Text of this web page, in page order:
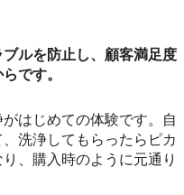
ルを防止し、顧客満足度
です。
はじめての体験です。自
洗浄してもらったらピカ
、購入時のように元通り